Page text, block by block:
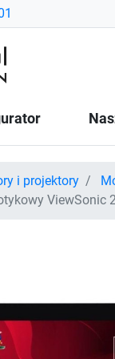
i projektory
ViewSonic